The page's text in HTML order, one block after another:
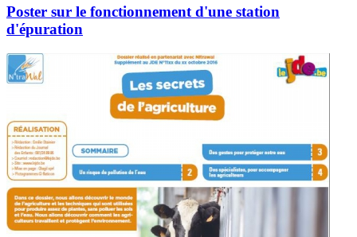
Poster sur le fonctionnement d'une station
d'épuration